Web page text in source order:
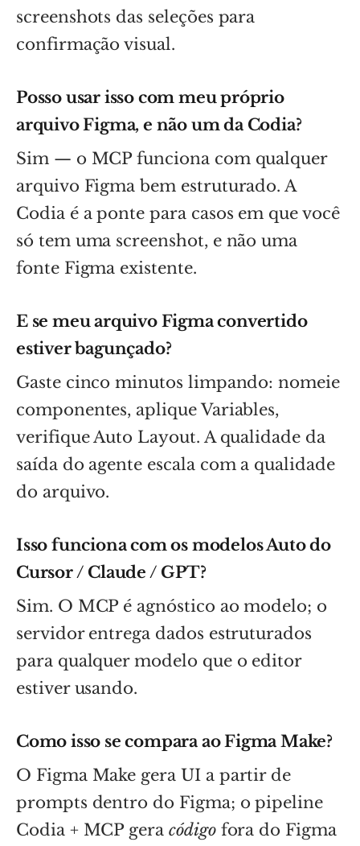
screenshots das seleções para
confirmação visual.
Posso usar isso com meu próprio
arquivo Figma, e não um da Codia?
Sim — o MCP funciona com qualquer
arquivo Figma bem estruturado. A
Codia é a ponte para casos em que você
só tem uma screenshot, e não uma
fonte Figma existente.
E se meu arquivo Figma convertido
estiver bagunçado?
Gaste cinco minutos limpando: nomeie
componentes, aplique Variables,
verifique Auto Layout. A qualidade da
saída do agente escala com a qualidade
do arquivo.
Isso funciona com os modelos Auto do
Cursor / Claude / GPT?
Sim. O MCP é agnóstico ao modelo; o
servidor entrega dados estruturados
para qualquer modelo que o editor
estiver usando.
Como isso se compara ao Figma Make?
O Figma Make gera UI a partir de
prompts dentro do Figma; o pipeline
Codia + MCP gera códigofora do Figma